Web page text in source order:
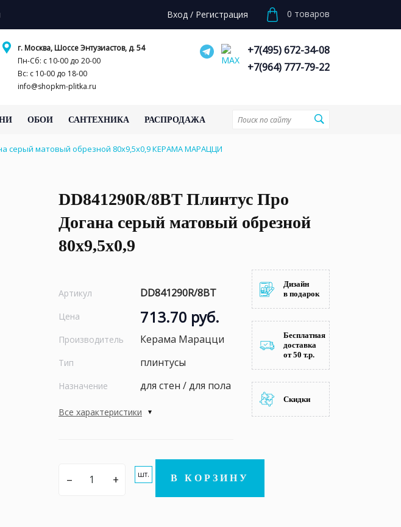
Вход / Регистрация 0 товаров
г. Москва, Шоссе Энтузиастов, д. 54
Пн-Сб: с 10-00 до 20-00
Вс: с 10-00 до 18-00
info@shopkm-plitka.ru
+7(495) 672-34-08
+7(964) 777-79-22
ОБОИ САНТЕХНИКА РАСПРОДАЖА
серый матовый обрезной 80x9,5x0,9 КЕРАМА МАРАЦЦИ
DD841290R/8BT Плинтус Про
Догана серый матовый обрезной
80x9,5x0,9
Артикул DD841290R/8BT
Цена 713.70 руб.
Производитель Керама Марацци
Тип плинтусы
Назначение для стен / для пола
Все характеристики
– + шт. В КОРЗИНУ
Дизайн
в подарок
Бесплатная
доставка
от 50 т.р.
Скидки